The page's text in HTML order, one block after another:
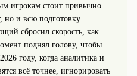
игрокам стоит привычно
но и всю подготовку
сбросил скорость, как
поднял голову, чтобы
году, когда аналитика и
всё точнее, игнорировать